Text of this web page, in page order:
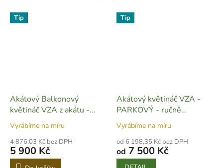
Tip
Akátový Balkonový
květináč VZA z akátu -
ručně vyrobený 150 cm -
Z09
Vyrábíme na míru
4 876,03 Kč bez DPH
5 900 Kč
Tip
Akátový květináč VZA -
PARKOVÝ - ručně
vyrobený (výška 50 cm) -
Z02
Vyrábíme na míru
od 6 198,35 Kč bez DPH
od 7 500 Kč